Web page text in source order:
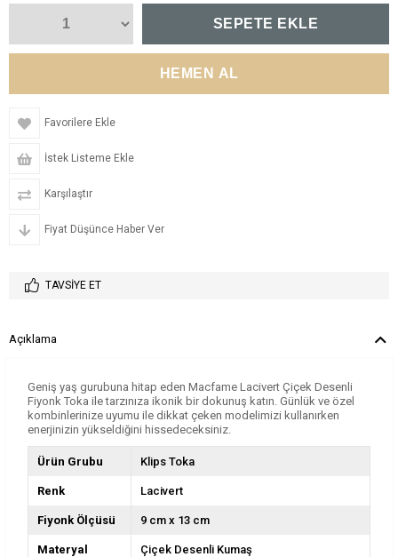
Favorilere Ekle
İstek Listeme Ekle
Karşılaştır
Fiyat Düşünce Haber Ver
TAVSIYE ET
Açıklama
Geniş yaş gurubuna hitap eden Macfame Lacivert Çiçek Desenli
Fiyonk Toka ile tarzınıza ikonik bir dokunuş katın. Günlük ve özel
kombinlerinize uyumu ile dikkat çeken modelimizi kullanırken
enerjinizin yükseldiğini hissedeceksiniz.
Ürün Grubu Klips Toka
Renk Lacivert
Fiyonk Ölçüsü 9 cm x 13 cm
Materyal Çiçek Desenli Kumaş